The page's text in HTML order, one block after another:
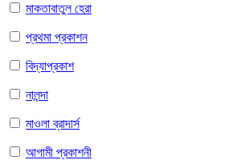
মাকতাবাতুল হেরা
প্রথমা প্রকাশন
বিদ্যাপ্রকাশ
নালন্দা
মাওলা ব্রাদার্স
আগামী প্রকাশনী